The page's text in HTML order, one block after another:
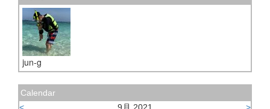
jun-g
Calendar